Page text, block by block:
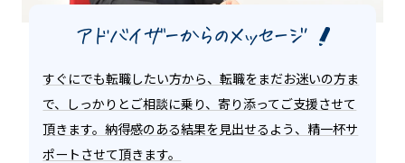
すぐにでも転職したい方から、転職をまだお迷いの方ま
で、しっかりとご相談に乗り、寄り添ってご支援させて
頂きます。納得感のある結果を見出せるよう、精一杯サ
ポートさせて頂きます。